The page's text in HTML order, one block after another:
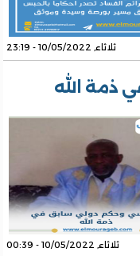
ثلاثاء, 10/05/2022 - 23:19
ذمة الله
ثلاثاء, 10/05/2022 - 00:39